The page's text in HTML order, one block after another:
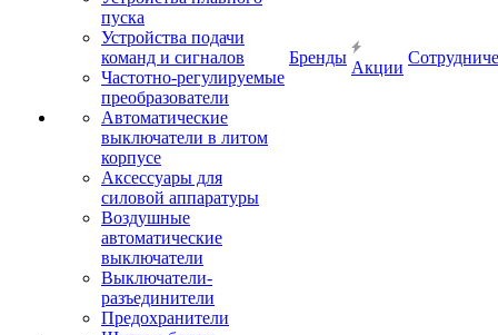
пуска
Устройства подачи
команд и сигналов
Частотно-регулируемые
преобразователи
Автоматические
выключатели в литом
корпусе
Аксессуары для
силовой аппаратуры
Воздушные
автоматические
выключатели
Выключатели-
разъединители
Предохранители
Бренды
Акции